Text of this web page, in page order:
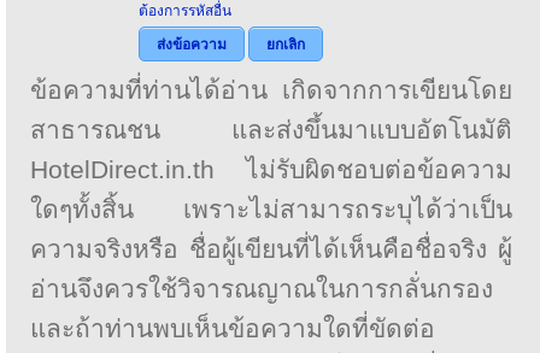
ต้องการรหัสอื่น
ส่งข้อความ
ยกเลิก
ข้อความที่ท่านได้อ่าน เกิดจากการเขียนโดย
สาธารณชน และส่งขึ้นมาแบบอัตโนมัติ
HotelDirect.in.th ไม่รับผิดชอบต่อข้อความ
ใดๆทั้งสิ้น เพราะไม่สามารถระบุได้ว่าเป็น
ความจริงหรือ ชื่อผู้เขียนที่ได้เห็นคือชื่อจริง ผู้
อ่านจึงควรใช้วิจารณญาณในการกลั่นกรอง
และถ้าท่านพบเห็นข้อความใดที่ขัดต่อ